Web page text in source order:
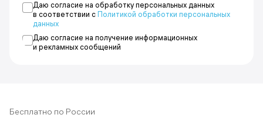
Даю согласие на обработку персональных данных
в соответствии с Политикой обработки персональных
данных
Даю согласие на получение информационных
и рекламных сообщений
Указать другой адрес
Бесплатно по России